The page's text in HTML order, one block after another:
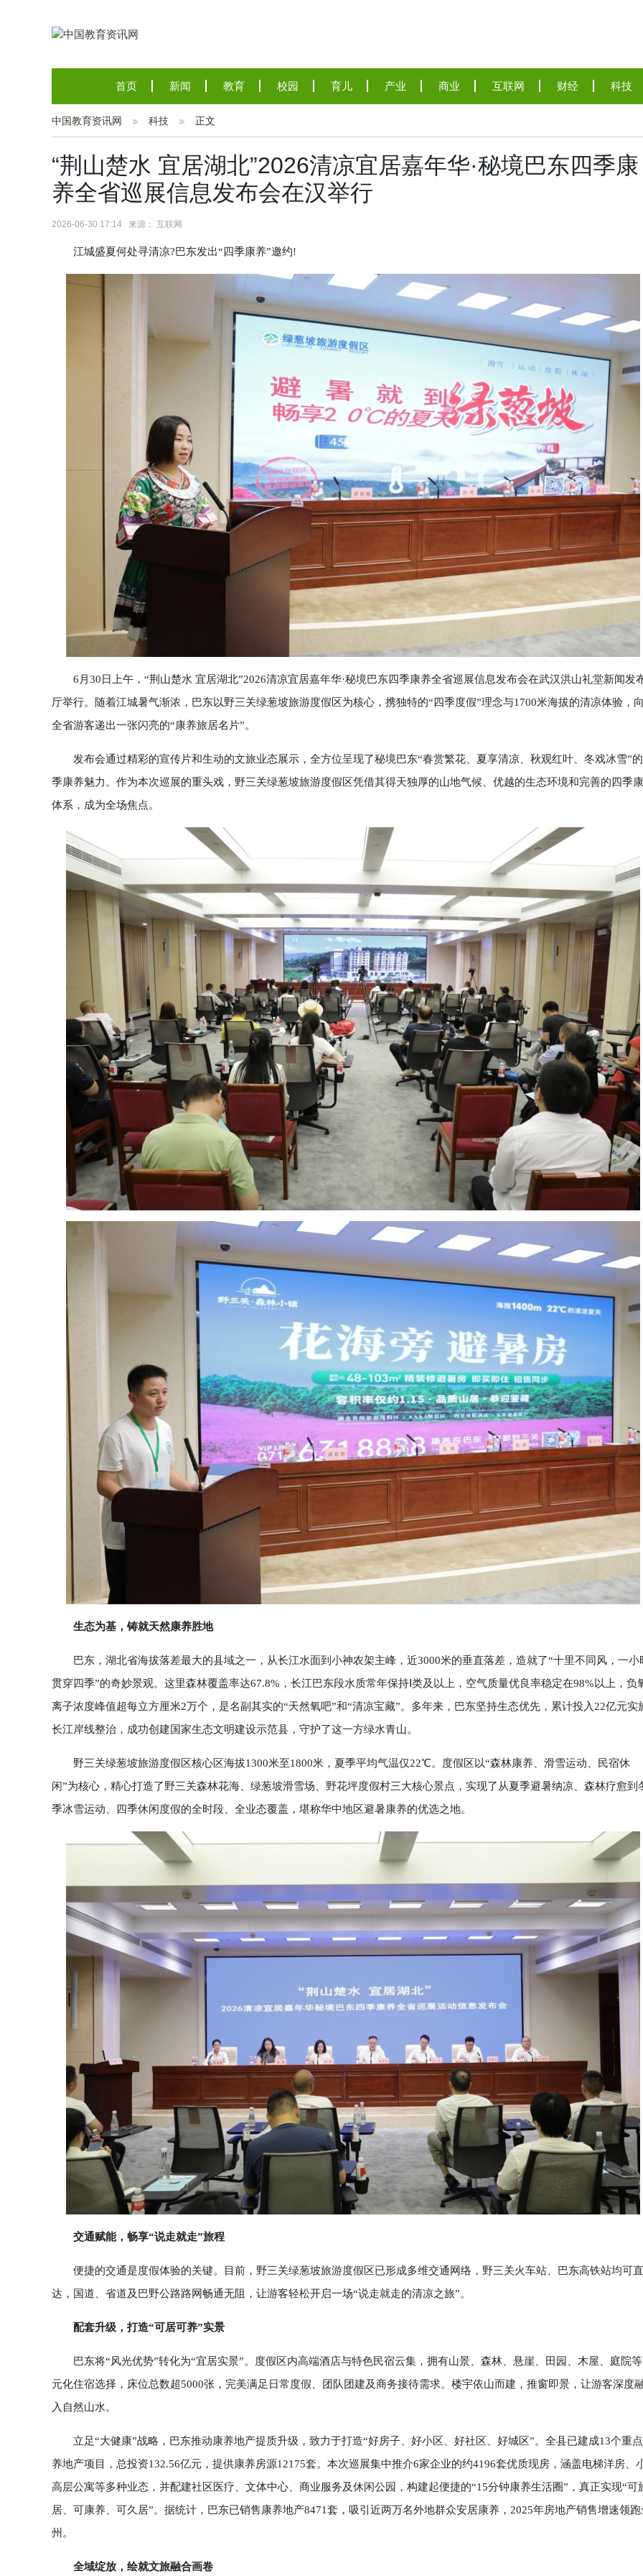
首页 新闻 教育 校园 育儿 产业 商业 互联网 财经 科技
中国教育资讯网 科技 正文
“荆山楚水 宜居湖北”2026清凉宜居嘉年华·秘境巴东四季康
养全省巡展信息发布会在汉举行
2026-06-30 17:14 来源： 互联网
江城盛夏何处寻清凉?巴东发出“四季康养”邀约!
6月30日上午，“荆山楚水 宜居湖北”2026清凉宜居嘉年华·秘境巴东四季康养全省巡展信息发布会在武汉洪山礼堂新闻发
厅举行。随着江城暑气渐浓，巴东以野三关绿葱坡旅游度假区为核心，携独特的“四季度假”理念与1700米海拔的清凉体验，向
全省游客递出一张闪亮的“康养旅居名片”。
发布会通过精彩的宣传片和生动的文旅业态展示，全方位呈现了秘境巴东“春赏繁花、夏享清凉、秋观红叶、冬戏冰雪”
季康养魅力。作为本次巡展的重头戏，野三关绿葱坡旅游度假区凭借其得天独厚的山地气候、优越的生态环境和完善的四季
体系，成为全场焦点。
生态为基，铸就天然康养胜地
巴东，湖北省海拔落差最大的县域之一，从长江水面到小神农架主峰，近3000米的垂直落差，造就了“十里不同风，一小
贯穿四季”的奇妙景观。这里森林覆盖率达67.8%，长江巴东段水质常年保持Ⅰ类及以上，空气质量优良率稳定在98%以上，负
离子浓度峰值超每立方厘米2万个，是名副其实的“天然氧吧”和“清凉宝藏”。多年来，巴东坚持生态优先，累计投入22亿元实
长江岸线整治，成功创建国家生态文明建设示范县，守护了这一方绿水青山。
野三关绿葱坡旅游度假区核心区海拔1300米至1800米，夏季平均气温仅22℃。度假区以“森林康养、滑雪运动、民宿休
闲”为核心，精心打造了野三关森林花海、绿葱坡滑雪场、野花坪度假村三大核心景点，实现了从夏季避暑纳凉、森林疗愈到
季冰雪运动、四季休闲度假的全时段、全业态覆盖，堪称华中地区避暑康养的优选之地。
交通赋能，畅享“说走就走”旅程
便捷的交通是度假体验的关键。目前，野三关绿葱坡旅游度假区已形成多维交通网络，野三关火车站、巴东高铁站均可直
达，国道、省道及巴野公路路网畅通无阻，让游客轻松开启一场“说走就走的清凉之旅”。
配套升级，打造“可居可养”实景
巴东将“风光优势”转化为“宜居实景”。度假区内高端酒店与特色民宿云集，拥有山景、森林、悬崖、田园、木屋、庭院
元化住宿选择，床位总数超5000张，完美满足日常度假、团队团建及商务接待需求。楼宇依山而建，推窗即景，让游客深度
入自然山水。
立足“大健康”战略，巴东推动康养地产提质升级，致力于打造“好房子、好小区、好社区、好城区”。全县已建成13个重
养地产项目，总投资132.56亿元，提供康养房源12175套。本次巡展集中推介6家企业的约4196套优质现房，涵盖电梯洋房、
高层公寓等多种业态，并配建社区医疗、文体中心、商业服务及休闲公园，构建起便捷的“15分钟康养生活圈”，真正实现“可
居、可康养、可久居”。据统计，巴东已销售康养地产8471套，吸引近两万名外地群众安居康养，2025年房地产销售增速领跑
州。
全域绽放，绘就文旅融合画卷